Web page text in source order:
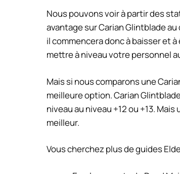
Nous pouvons voir à partir des
avantage sur Carian Glintblade
il commencera donc à baisser et
mettre à niveau votre personnel
Mais si nous comparons une
meilleure option. Carian
niveau au niveau +12 ou +13.
meilleur.
Vous cherchez plus de guides